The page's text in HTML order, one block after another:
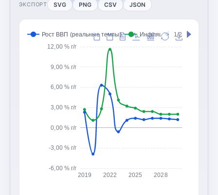
ЭКСПОРТ SVG PNG CSV JSON
-6,00 % г/г
-3,00 % г/г
0,00 % г/г
3,00 % г/г
6,00 % г/г
9,00 % г/г
12,00 % г/г
2019 2022 2025 2028
Рост ВВП (реальные темпы) Инфляция (CPI,
1/2